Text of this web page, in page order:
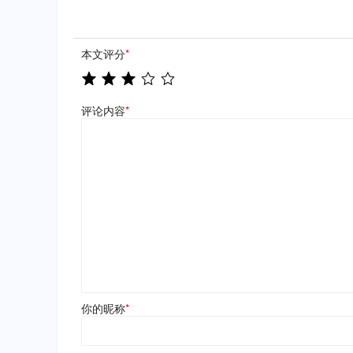
本文评分*
评论内容*
你的昵称*